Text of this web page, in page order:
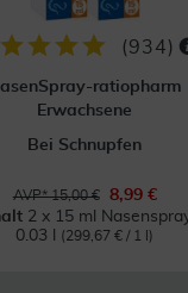
(934)
ratiopharm
Erwachsene
Bei Schnupfen
AVP* 15,00 €
8,99 €
2 x 15 ml
0.03 l
(299,67 € / 1 l)